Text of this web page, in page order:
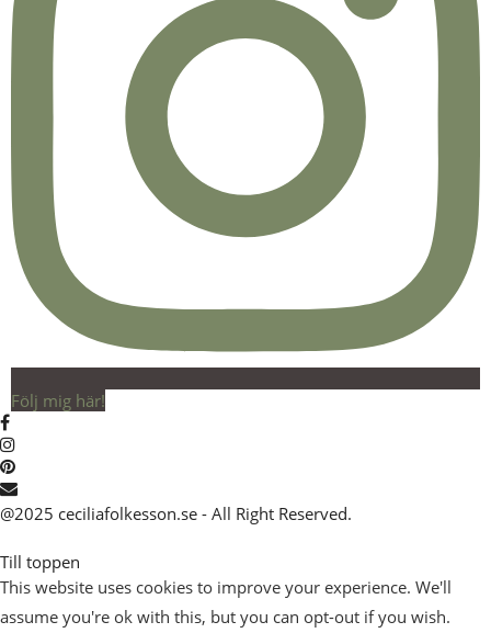
Följ mig här!
@2025 ceciliafolkesson.se - All Right Reserved.
Till toppen
This website uses cookies to improve your experience. We'll
assume you're ok with this, but you can opt-out if you wish.